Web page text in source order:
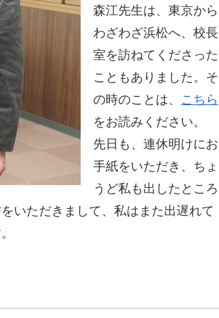
森江先生は、東京から
わざわざ浜松へ、校長
室を訪ねてくださった
こともありました。そ
の時のことは、 こちら
をお読みください。
先日も、連休明けにお
手紙をいただき、ちょ
うど私も出したところ
いただきまして、私はまた出遅れて